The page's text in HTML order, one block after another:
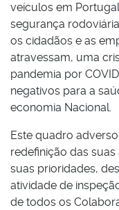
veículos em
segurança
os cidadãos e as
atravessam, uma
pandemia por
negativos para a
economia Nacional.
Este quadro
redefinição das
suas prioridades,
atividade de
de todos os